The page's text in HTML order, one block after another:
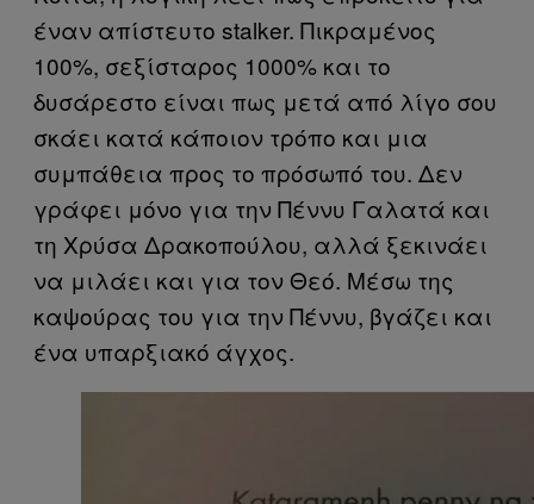
έναν απίστευτο stalker. Πικραμένος
100%, σεξίσταρος 1000% και το
δυσάρεστο είναι πως μετά από λίγο σου
σκάει κατά κάποιον τρόπο και μια
συμπάθεια προς το πρόσωπό του. Δεν
γράφει μόνο για την Πέννυ Γαλατά και
τη Χρύσα Δρακοπούλου, αλλά ξεκινάει
να μιλάει και για τον Θεό. Μέσω της
καψούρας του για την Πέννυ, βγάζει και
ένα υπαρξιακό άγχος.